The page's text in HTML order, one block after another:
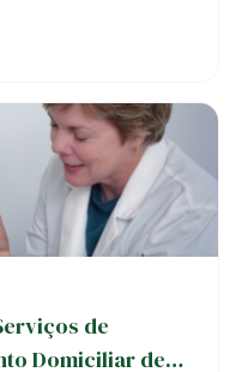
de
Domiciliar de